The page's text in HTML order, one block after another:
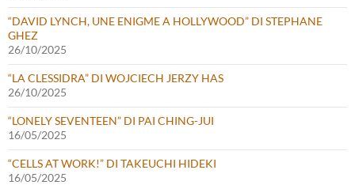
“DAVID LYNCH, UNE ENIGME A HOLLYWOOD” DI STEPHANE
GHEZ
26/10/2025
“LA CLESSIDRA” DI WOJCIECH JERZY HAS
26/10/2025
“LONELY SEVENTEEN” DI PAI CHING-JUI
16/05/2025
“CELLS AT WORK!” DI TAKEUCHI HIDEKI
16/05/2025